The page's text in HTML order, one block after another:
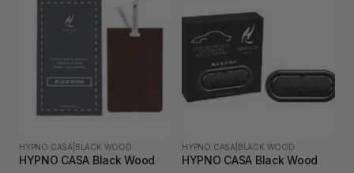
HYPNO CASA BLACK WOOD
HYPNO CASA Black Wood
HYPNO CASA BLACK WOOD
HYPNO CASA Black Wood